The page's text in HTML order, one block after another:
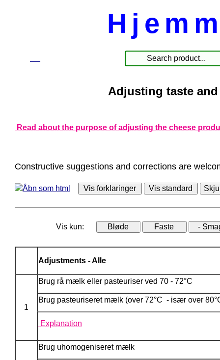
Adjusting taste
Read about the purpose of adjusting the cheese
Constructive suggestions and corrections are
Åbn som html
Vis kun:
Adjustments - Alle
1
Brug rå mælk eller pasteuriser ved 70 - 72°C
Brug pasteuriseret mælk (over 72°C - især over
Explanation
Brug uhomogeniseret mælk